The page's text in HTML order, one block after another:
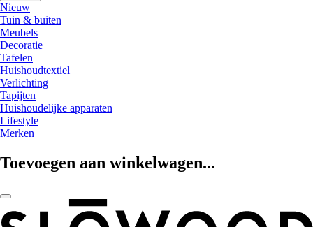
Nieuw
Tuin & buiten
Meubels
Decoratie
Tafelen
Huishoudtextiel
Verlichting
Tapijten
Huishoudelijke apparaten
Lifestyle
Merken
Toevoegen aan winkelwagen...